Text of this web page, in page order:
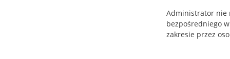
Administrator nie
bezpośredniego
zakresie przez